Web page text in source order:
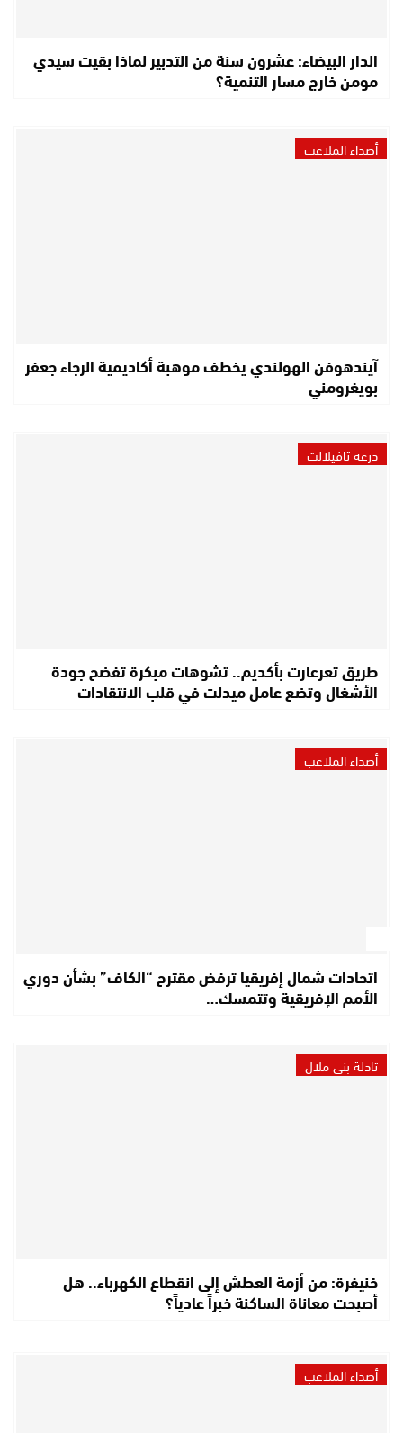
الدار البيضاء: عشرون سنة من التدبير لماذا بقيت سيدي
مومن خارج مسار التنمية؟
أصداء الملاعب
آيندهوفن الهولندي يخطف موهبة أكاديمية الرجاء جعفر
بويغرومني
درعة تافيلالت
طريق تعرعارت بأكديم.. تشوهات مبكرة تفضح جودة
الأشغال وتضع عامل ميدلت في قلب الانتقادات
أصداء الملاعب
اتحادات شمال إفريقيا ترفض مقترح “الكاف” بشأن دوري
الأمم الإفريقية وتتمسك…
تادلة بني ملال
خنيفرة: من أزمة العطش إلى انقطاع الكهرباء.. هل
أصبحت معاناة الساكنة خبراً عادياً؟
أصداء الملاعب